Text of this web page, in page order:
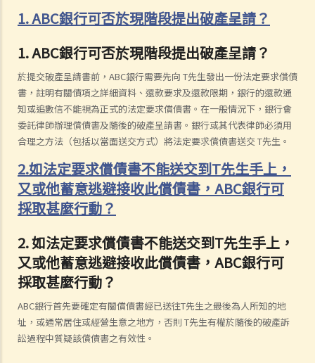
1. ABC銀行可否於現階段提出破產呈請？
1. ABC銀行可否於現階段提出破產呈請？
於提交破產呈請書前，ABC銀行需要先向 T先生發出一份法定要求償債
書，註明有關債項之詳細資料、還款要求及還款限期，銀行的還款通
知或追數信不能視為正式的法定要求償債書。在一般情況下，銀行會
委託律師辦理償債書及隨後的破產呈請書。銀行或其代表律師必須用
合理之方法（包括以當面送交方式）將法定要求償債書送交 T先生。
2.如法定要求償債書不能送交到T先生手上，
又或他蓄意逃避接收此償債書，ABC銀行可
採取甚麼行動？
2. 如法定要求償債書不能送交到T先生手上，
又或他蓄意逃避接收此償債書，ABC銀行可
採取甚麼行動？
ABC銀行首先要確定有關償債書經已送往T先生之最後為人所知的地
址，或通常居住或經營生意之地方，否則 T先生有權於隨後的破產訴
訟過程中質疑該償債書之有效性。